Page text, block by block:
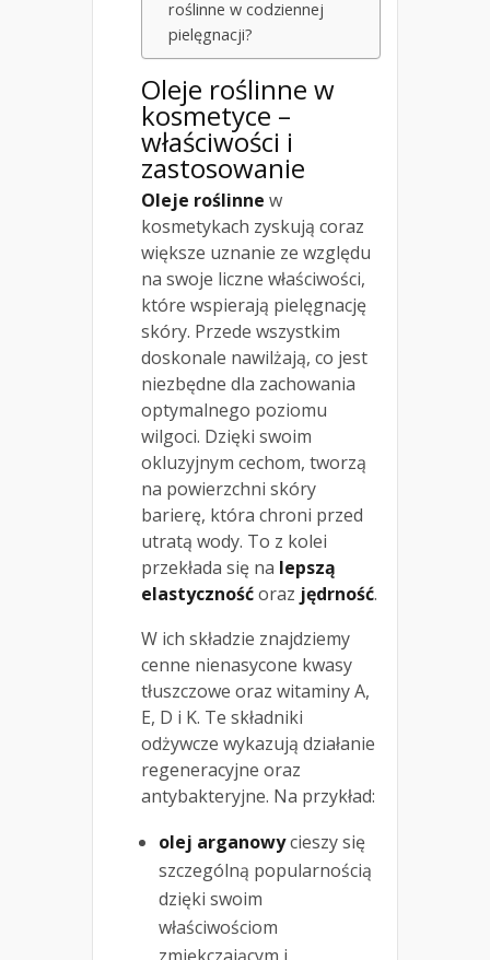
roślinne w codziennej
pielęgnacji?
Oleje roślinne w
kosmetyce –
właściwości i
zastosowanie
Oleje roślinne w
kosmetykach zyskują coraz
większe uznanie ze względu
na swoje liczne właściwości,
które wspierają pielęgnację
skóry. Przede wszystkim
doskonale nawilżają, co jest
niezbędne dla zachowania
optymalnego poziomu
wilgoci. Dzięki swoim
okluzyjnym cechom, tworzą
na powierzchni skóry
barierę, która chroni przed
utratą wody. To z kolei
przekłada się na lepszą
elastycznośćoraz jędrność.
W ich składzie znajdziemy
cenne nienasycone kwasy
tłuszczowe oraz witaminy A,
E, D i K. Te składniki
odżywcze wykazują działanie
regeneracyjne oraz
antybakteryjne. Na przykład:
olej arganowycieszy się
szczególną popularnością
dzięki swoim
właściwościom